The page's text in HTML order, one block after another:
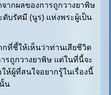
ากผลของการถูกวางยาพิษ
บรัศมี (นูร) แห่งพระผู้เป็น
ให้เห็นว่าท่านเสียชีวิต
รถูกวางยาพิษ แต่ในที่นี้จะ
ห้ผู้ที่สนใจอยากรู้ในเรื่องนี้
น